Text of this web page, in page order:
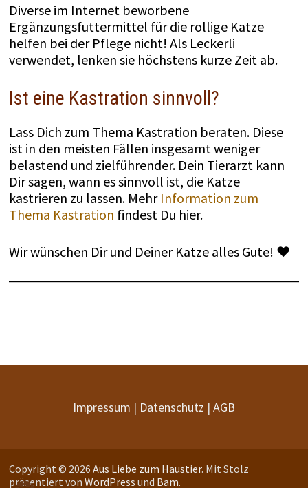
Diverse im Internet beworbene
Ergänzungsfuttermittel für die rollige Katze
helfen bei der Pflege nicht! Als Leckerli
verwendet, lenken sie höchstens kurze Zeit ab.
Ist eine Kastration sinnvoll?
Lass Dich zum Thema Kastration beraten. Diese
ist in den meisten Fällen insgesamt weniger
belastend und zielführender. Dein Tierarzt kann
Dir sagen, wann es sinnvoll ist, die Katze
kastrieren zu lassen. Mehr Information zum
Thema Kastration findest Du hier.
Wir wünschen Dir und Deiner Katze alles Gute! ♥
Impressum | Datenschutz | AGB
Copyright © 2026 Aus Liebe zum Haustier. Mit Stolz
präsentiert von WordPress und Bam.